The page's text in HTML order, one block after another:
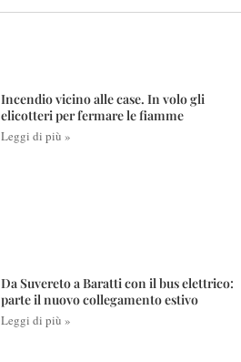
Incendio vicino alle case. In volo gli
elicotteri per fermare le fiamme
Leggi di più »
Da Suvereto a Baratti con il bus elettrico:
parte il nuovo collegamento estivo
Leggi di più »